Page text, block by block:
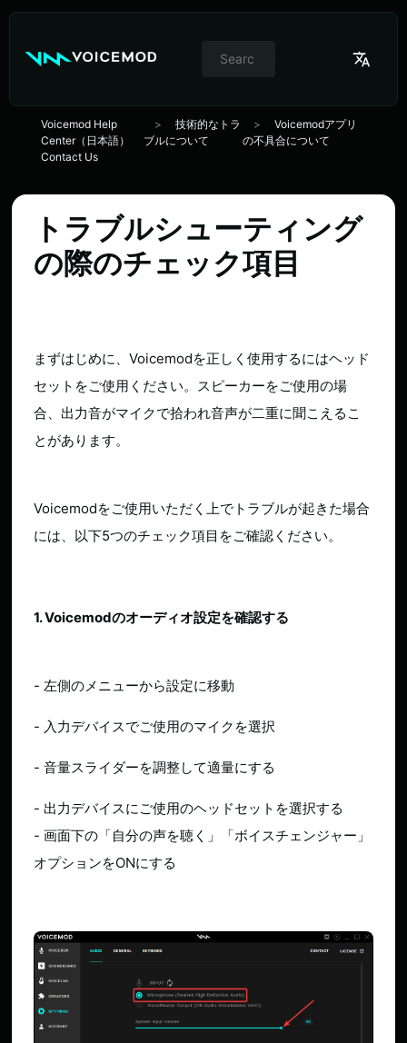
Voicemod Help
Center（日本語）
技術的なトラ
ブルについて
Voicemodアプリ
の不具合について
Contact Us
トラブルシューティング
の際のチェック項目
まずはじめに、Voicemodを正しく使用するにはヘッド
セットをご使用ください。スピーカーをご使用の場
合、出力音がマイクで拾われ音声が二重に聞こえるこ
とがあります。
Voicemodをご使用いただく上でトラブルが起きた場合
には、以下5つのチェック項目をご確認ください。
1. Voicemodのオーディオ設定を確認する
- 左側のメニューから設定に移動
- 入力デバイスでご使用のマイクを選択
- 音量スライダーを調整して適量にする
- 出力デバイスにご使用のヘッドセットを選択する
- 画面下の「自分の声を聴く」「ボイスチェンジャー」
オプションをONにする